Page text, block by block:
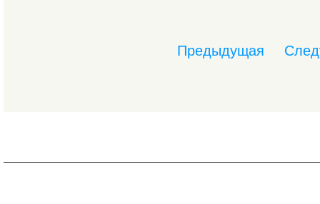
Предыдущая